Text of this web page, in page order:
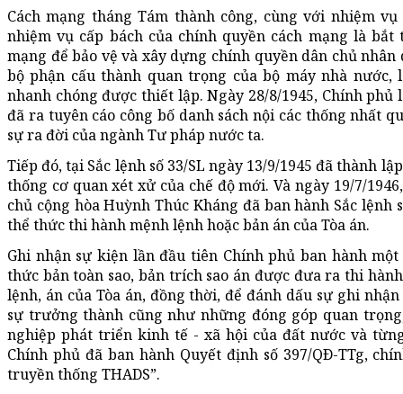
Cách mạng tháng Tám thành công, cùng với nhiệm
nhiệm vụ cấp bách của chính quyền cách mạng là
mạng để bảo vệ và xây dựng chính quyền dân chủ
bộ phận cấu thành quan trọng của bộ máy nhà
nhanh chóng được thiết lập. Ngày 28/8/1945, Chính
đã ra tuyên cáo công bố danh sách nội các thống nhất
sự ra đời của ngành Tư pháp nước ta.
Tiếp đó, tại Sắc lệnh số 33/SL ngày 13/9/1945 đã thành
thống cơ quan xét xử của chế độ mới. Và ngày 19/7/
chủ cộng hòa Huỳnh Thúc Kháng đã ban hành Sắc
thể thức thi hành mệnh lệnh hoặc bản án của Tòa án.
Ghi nhận sự kiện lần đầu tiên Chính phủ ban hành
thức bản toàn sao, bản trích sao án được đưa ra thi
lệnh, án của Tòa án, đồng thời, để đánh dấu sự ghi
sự trưởng thành cũng như những đóng góp quan
nghiệp phát triển kinh tế - xã hội của đất nước và
Chính phủ đã ban hành Quyết định số 397/QÐ-TTg,
truyền thống THADS”.